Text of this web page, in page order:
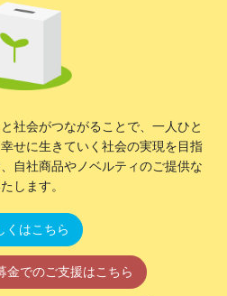
社会がつながることで、一人ひと
せに生きていく社会の実現を目指
自社商品やノベルティのご提供な
します。
くはこちら
金でのご支援はこちら